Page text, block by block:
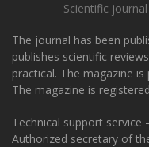
Scientific
The journal has been
publishes scientific
practical. The magazine
The magazine is
Technical support service
Authorized secretary of